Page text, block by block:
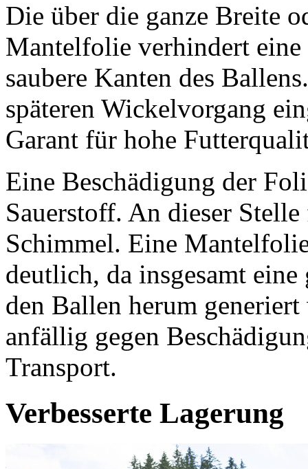
Die über die ganze Breite
Mantelfolie verhindert
saubere Kanten des
späteren Wickelvorgang
Garant für hohe
Eine Beschädigung der
Sauerstoff. An dieser
Schimmel. Eine
deutlich, da insgesamt
den Ballen herum
anfällig gegen
Transport.
Verbesserte Lagerung